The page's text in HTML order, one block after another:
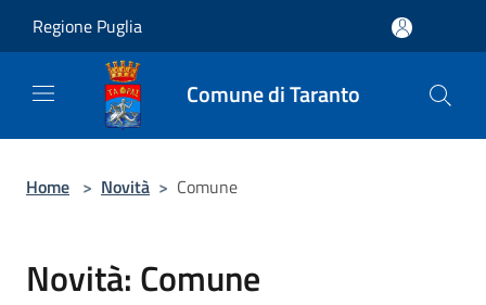
Regione Puglia
Comune di Taranto
Home > Novità > Comune
Novità: Comune